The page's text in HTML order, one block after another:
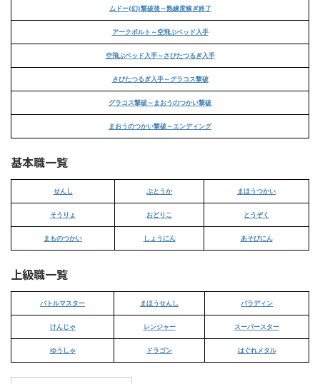
ムドー(幻)撃破後～熟練度稼ぎ終了
アークボルト～空飛ぶベッド入手
空飛ぶベッド入手～さびたつるぎ入手
さびたつるぎ入手～グラコス撃破
グラコス撃破～まおうのつかい撃破
まおうのつかい撃破～エンディング
基本職一覧
せんし ぶとうか まほうつかい
そうりょ おどりこ とうぞく
まものつかい しょうにん あそびにん
上級職一覧
バトルマスター まほうせんし パラディン
けんじゃ レンジャー スーパースター
ゆうしゃ ドラゴン はぐれメタル